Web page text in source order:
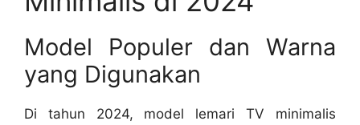
Model Populer dan Warna
yang Digunakan
Di tahun 2024, model lemari TV minimalis